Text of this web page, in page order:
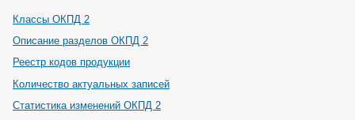
Классы ОКПД 2
Описание разделов ОКПД 2
Реестр кодов продукции
Количество актуальных записей
Статистика изменений ОКПД 2